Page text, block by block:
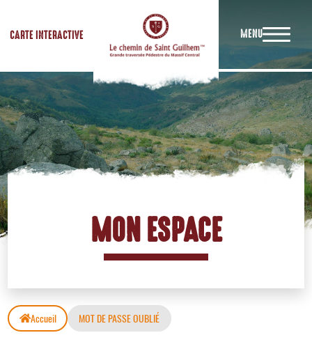
CARTE INTERACTIVE MENU
MON ESPACE
Accueil MOT DE PASSE OUBLIÉ